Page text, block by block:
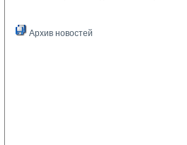
Архив новостей